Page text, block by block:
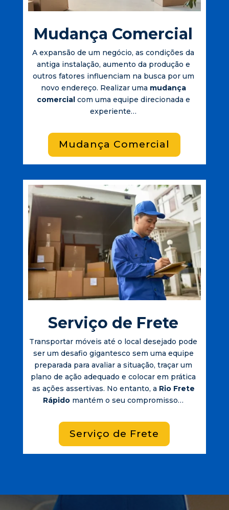
Mudança Comercial
A expansão de um negócio, as condições da
antiga instalação, aumento da produção e
outros fatores influenciam na busca por um
novo endereço. Realizar uma mudança
comercialcom uma equipe direcionada e
experiente…
Mudança Comercial
Serviço de Frete
Transportar móveis até o local desejado pode
ser um desafio gigantesco sem uma equipe
preparada para avaliar a situação, traçar um
plano de ação adequado e colocar em prática
as ações assertivas. No entanto, a Rio Frete
Rápido mantém o seu compromisso…
Serviço de Frete